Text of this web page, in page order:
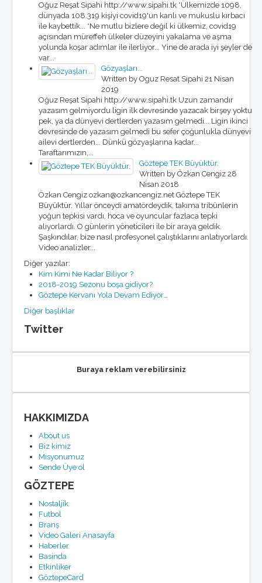
Oğuz Reşat Sipahi http://www.sipahi.tk *Ülkemizde 1098,
dünyada 108.319 kişiyi covid19'un kanlı ve mukuslu kırbacı
ile kaybettik... *Ne mutlu bizlere değil ki ülkemiz, covid19
açısından müreffeh ülkeler düzeyini yakalama ve aşma
yolunda koşar adımlar ile ilerliyor... Yine de arada iyi şeyler de
var...
Gözyaşları...
Written by Oguz Resat Sipahi 21 Nisan
2019
Oğuz Reşat Sipahi http://www.sipahi.tk Uzun zamandır
yazasım gelmiyordu ligin ilk devresinde yazacak birşey yoktu
pek, ya da dünyevi dertlerden yazasım gelmedi... Ligin ikinci
devresinde de yazasım gelmedi bu sefer çoğunlukla dünyevi
ailevi dertlerden... Dünkü gözyaşlarına kadar...
Taraftarımızın,...
Göztepe TEK Büyüktür.
Written by Özkan Cengiz 28
Nisan 2018
Özkan Cengiz ozkan@ozkancengiz.net Göztepe TEK
Büyüktür. Yıllar önceydi amatördeydik, takıma tribünlerin
yoğun tepkisi vardı, hoca ve oyuncular fazlaca tepki
alıyorlardı. O günlerin yöneticileri ile bir araya geldik.
Şaşkındılar, bize nasıl profesyonel çalıştıklarını anlatıyorlardı.
Video analizler...
Diğer yazılar:
Kim Kimi Ne Kadar Biliyor ?
2018-2019 Sezonu boşa gidiyor?
Göztepe Kervanı Yola Devam Ediyor…
Diğer başlıklar
Twitter
Buraya reklam verebilirsiniz
HAKKIMIZDA
About us
Biz kimiz
Misyonumuz
Sende Üye ol
GÖZTEPE
Nostaljik
Futbol
Branş
Video Galeri Anasayfa
Haberler
Basinda
Etkinliker
GöztepeCard